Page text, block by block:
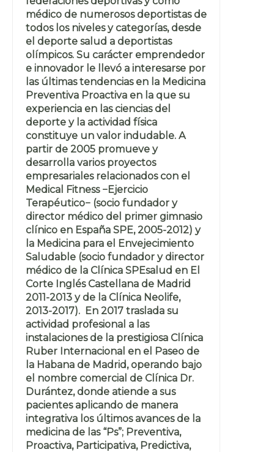
médico de numerosos deportistas de
todos los niveles y categorías, desde
el deporte salud a deportistas
olímpicos. Su carácter emprendedor
e innovador le llevó a interesarse por
las últimas tendencias en la Medicina
Preventiva Proactiva en la que su
experiencia en las ciencias del
deporte y la actividad física
constituye un valor indudable. A
partir de 2005 promueve y
desarrolla varios proyectos
empresariales relacionados con el
Medical Fitness −Ejercicio
Terapéutico− (socio fundador y
director médico del primer gimnasio
clínico en España SPE, 2005-2012) y
la Medicina para el Envejecimiento
Saludable (socio fundador y director
médico de la Clínica SPEsalud en El
Corte Inglés Castellana de Madrid
2011-2013 y de la Clínica Neolife,
2013-2017). En 2017 traslada su
actividad profesional a las
instalaciones de la prestigiosa Clínica
Ruber Internacional en el Paseo de
la Habana de Madrid, operando bajo
el nombre comercial de Clínica Dr.
Durántez, donde atiende a sus
pacientes aplicando de manera
integrativa los últimos avances de la
medicina de las “Ps”; Preventiva,
Proactiva, Participativa, Predictiva,